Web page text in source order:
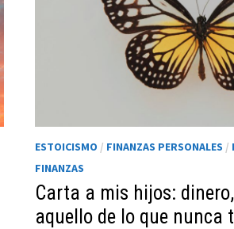
ESTOICISMO / FINANZAS PERSONALES /
FINANZAS
Carta a mis hijos:
aquello de lo que nunca